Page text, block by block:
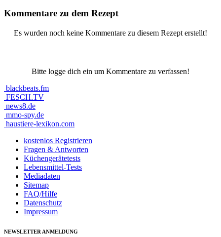
Kommentare zu dem Rezept
Es wurden noch keine Kommentare zu diesem Rezept erstellt!
Bitte logge dich ein um Kommentare zu verfassen!
blackbeats.fm
FESCH.TV
news8.de
mmo-spy.de
haustiere-lexikon.com
kostenlos Registrieren
Fragen & Antworten
Küchengerätetests
Lebensmittel-Tests
Mediadaten
Sitemap
FAQ/Hilfe
Datenschutz
Impressum
NEWSLETTER ANMELDUNG